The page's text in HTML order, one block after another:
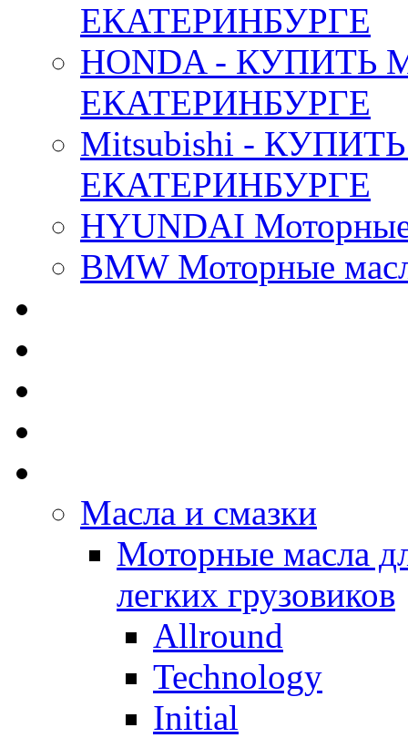
ЕКАТЕРИНБУРГЕ
HONDA -
ЕКАТЕРИНБУРГЕ
Mitsubishi -
ЕКАТЕРИНБУРГЕ
HYUNDAI
BMW Моторные
Масла и смазки
Моторные масла
легких грузовиков
Allround
Technology
Initial